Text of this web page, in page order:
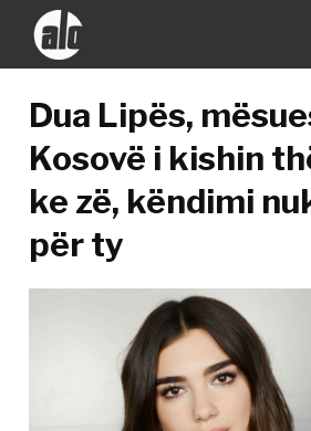
Dua Lipës,
Kosovë i kishin
ke zë, këndimi
për ty